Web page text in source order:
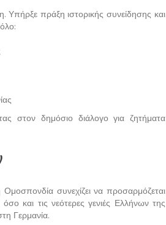
πράξη ιστορικής συνείδησης και
στον δημόσιο διάλογο για ζητήματα
Ομοσπονδία συνεχίζει να προσαρμόζεται
και τις νεότερες γενιές Ελλήνων της
Γερμανία.